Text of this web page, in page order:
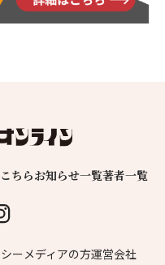
ちらお知らせ一覧著者一覧
ー メディアの方運営会社